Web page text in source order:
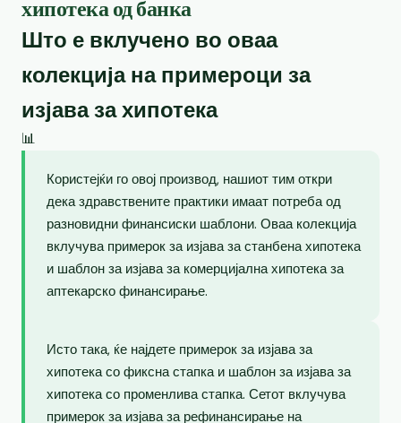
хипотека од банка
Што е вклучено во оваа
колекција на примероци за
изјава за хипотека
📊
Користејќи го овој производ, нашиот тим откри
дека здравствените практики имаат потреба од
разновидни финансиски шаблони. Оваа колекција
вклучува примерок за изјава за станбена хипотека
и шаблон за изјава за комерцијална хипотека за
аптекарско финансирање.
Исто така, ќе најдете примерок за изјава за
хипотека со фиксна стапка и шаблон за изјава за
хипотека со променлива стапка. Сетот вклучува
примерок за изјава за рефинансирање на